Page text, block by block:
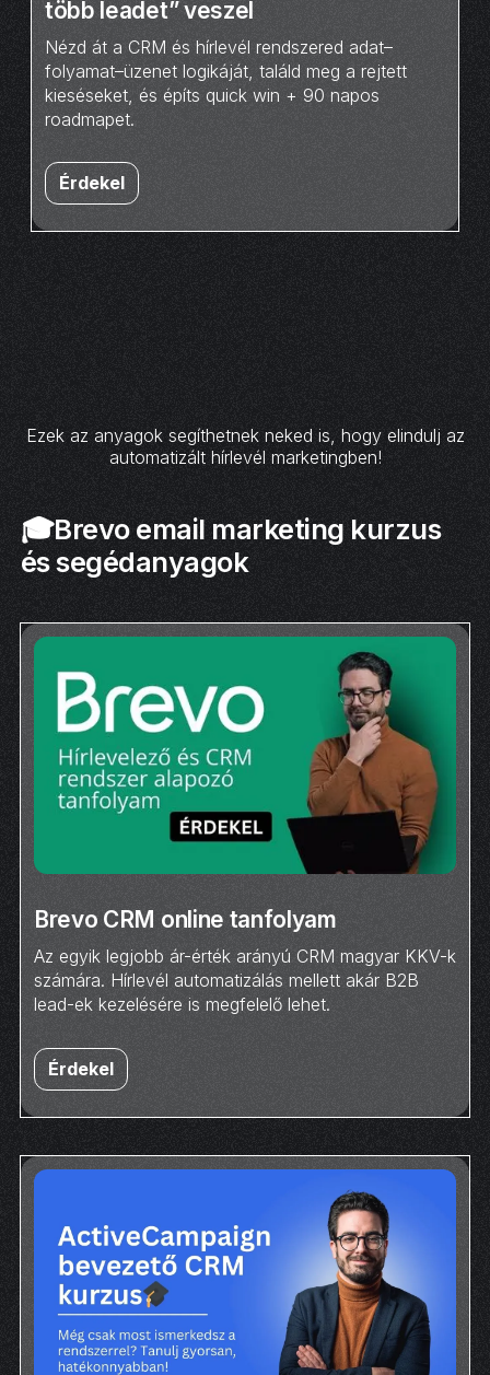
több leadet” veszel
Nézd át a CRM és hírlevél rendszered adat–
folyamat–üzenet logikáját, találd meg a rejtett
kieséseket, és építs quick win + 90 napos
roadmapet.
Érdekel
Ezek az anyagok segíthetnek neked is, hogy elindulj az
automatizált hírlevél marketingben!
🎓Brevo email marketing kurzus
és segédanyagok
Brevo CRM online tanfolyam
Az egyik legjobb ár-érték arányú CRM magyar KKV-k
számára. Hírlevél automatizálás mellett akár B2B
lead-ek kezelésére is megfelelő lehet.
Érdekel